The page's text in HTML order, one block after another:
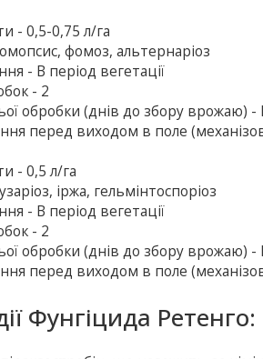
- 0,5-0,75 л/га
фомоз, альтернаріоз
- В період вегетації
- 2
обробки (днів до збору врожаю) -
перед виходом в поле
- 0,5 л/га
іржа, гельмінтоспоріоз
- В період вегетації
- 2
обробки (днів до збору врожаю) -
перед виходом в поле
Фунгіцида Ретенго: